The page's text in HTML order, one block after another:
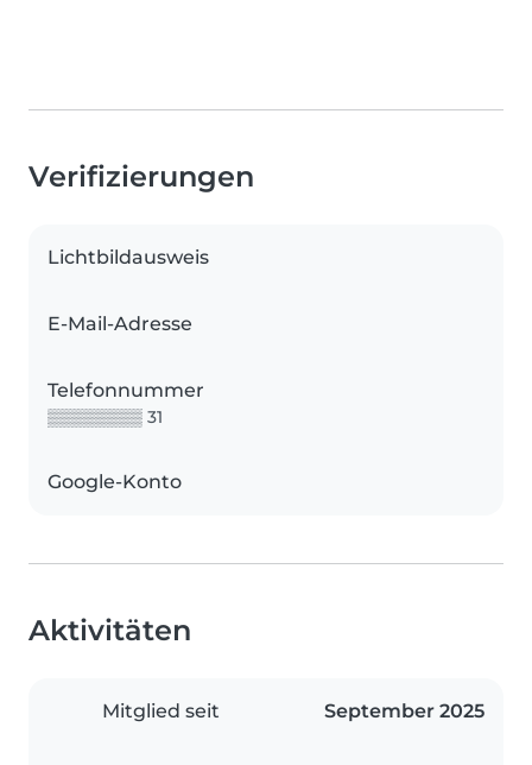
Verifizierungen
Lichtbildausweis
E-Mail-Adresse
Telefonnummer
▒▒▒▒▒▒▒▒ 31
Google-Konto
Aktivitäten
Mitglied seit September 2025